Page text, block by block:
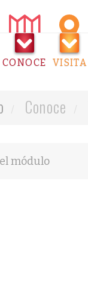
CONOCE VISITA
Conoce